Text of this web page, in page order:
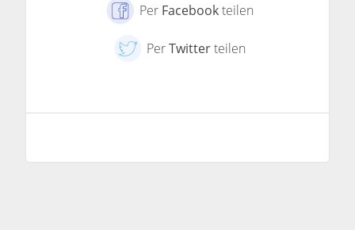
Per Facebookteilen
PerTwitterteilen